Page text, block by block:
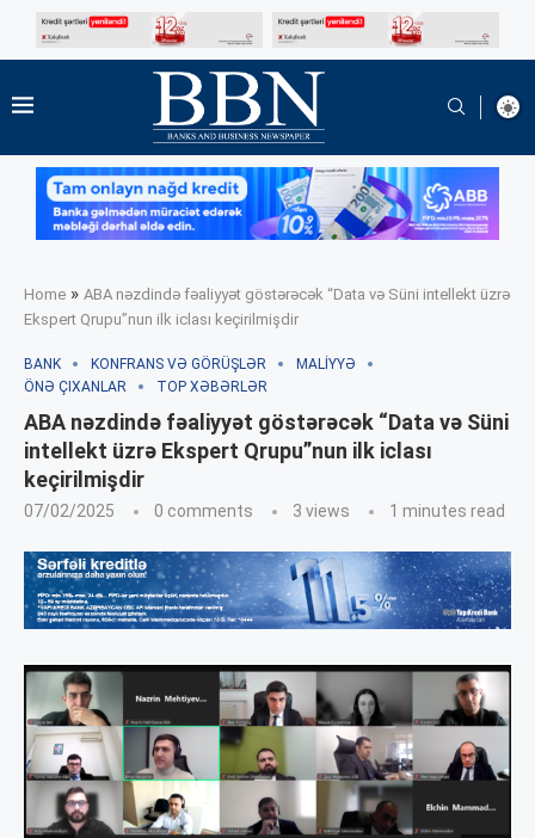
Home » ABA nəzdində fəaliyyət göstərəcək “Data və Süni intellekt üzrə
Ekspert Qrupu”nun ilk iclası keçirilmişdir
BANK KONFRANS VƏ GÖRÜŞLƏR
MALIYYƏ
ÖNƏ ÇIXANLAR
TOP XƏBƏRLƏR
ABA nəzdində fəaliyyət göstərəcək “Data və Süni
intellekt üzrə Ekspert Qrupu”nun ilk iclası
keçirilmişdir
07/02/2025 0 comments 3 views 1 minutes read